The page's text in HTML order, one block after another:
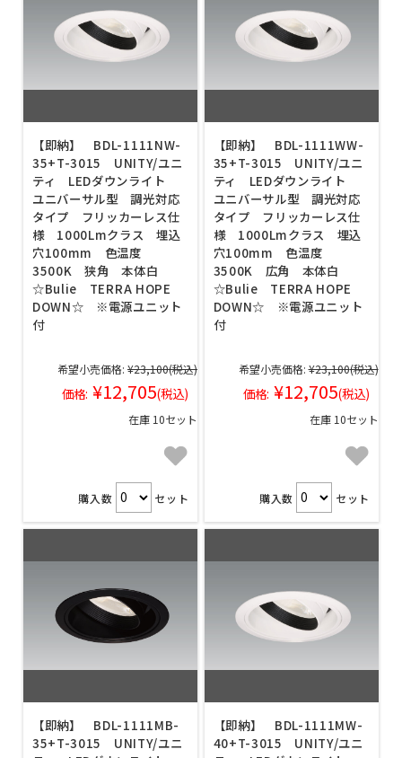
【即納】 BDL-1111NW-
35+T-3015 UNITY/ユニ
ティ LEDダウンライト
ユニバーサル型 調光対応
タイプ フリッカーレス仕
様 1000Lmクラス 埋込
穴100mm 色温度
3500K 狭角 本体白
☆Bulie TERRA HOPE
DOWN☆ ※電源ユニット
付
希望小売価格: ¥23,100(税込)
価格: ¥12,705(税込)
在庫 10セット
購入数 セット
【即納】 BDL-1111WW-
35+T-3015 UNITY/ユニ
ティ LEDダウンライト
ユニバーサル型 調光対応
タイプ フリッカーレス仕
様 1000Lmクラス 埋込
穴100mm 色温度
3500K 広角 本体白
☆Bulie TERRA HOPE
DOWN☆ ※電源ユニット
付
希望小売価格: ¥23,100(税込)
価格: ¥12,705(税込)
在庫 10セット
購入数 セット
【即納】 BDL-1111MB-
35+T-3015 UNITY/ユニ
【即納】 BDL-1111MW-
40+T-3015 UNITY/ユニ